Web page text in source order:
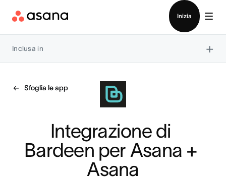
Inizia
Inclusa in ×
Sfoglia le app
Integrazione di
Bardeen per Asana +
Asana